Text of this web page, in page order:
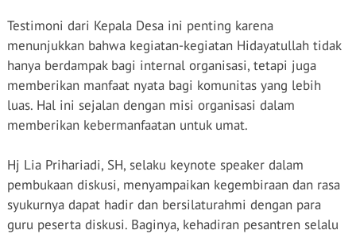
Testimoni dari Kepala Desa ini penting karena
menunjukkan bahwa kegiatan-kegiatan Hidayatullah tidak
hanya berdampak bagi internal organisasi, tetapi juga
memberikan manfaat nyata bagi komunitas yang lebih
luas. Hal ini sejalan dengan misi organisasi dalam
memberikan kebermanfaatan untuk umat.
Hj Lia Prihariadi, SH, selaku keynote speaker dalam
pembukaan diskusi, menyampaikan kegembiraan dan rasa
syukurnya dapat hadir dan bersilaturahmi dengan para
guru peserta diskusi. Baginya, kehadiran pesantren selalu